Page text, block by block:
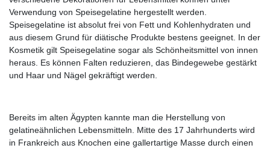
Verwendung von Speisegelatine hergestellt werden.
Speisegelatine ist absolut frei von Fett und Kohlenhydraten und
aus diesem Grund für diätische Produkte bestens geeignet. In der
Kosmetik gilt Speisegelatine sogar als Schönheitsmittel von innen
heraus. Es können Falten reduzieren, das Bindegewebe gestärkt
und Haar und Nägel gekräftigt werden.
Bereits im alten Ägypten kannte man die Herstellung von
gelatineähnlichen Lebensmitteln. Mitte des 17 Jahrhunderts wird
in Frankreich aus Knochen eine gallertartige Masse durch einen